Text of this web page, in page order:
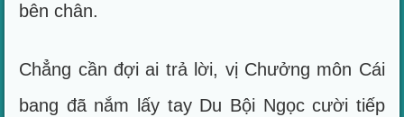
bên chân.
Chẳng cần đợi ai trả lời, vị Chưởng môn Cái
bang đã nắm lấy tay Du Bội Ngọc cười tiếp